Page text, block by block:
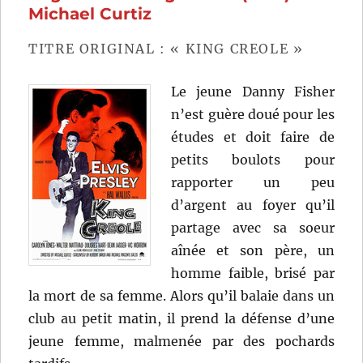
Frank
Michael Curtiz
TITRE ORIGINAL : « KING CREOLE »
Le jeune Danny Fisher
n’est guère doué pour les
études et doit faire de
petits boulots pour
rapporter un peu
d’argent au foyer qu’il
partage avec sa soeur
aînée et son père, un
homme faible, brisé par
la mort de sa femme. Alors qu’il balaie dans un
club au petit matin, il prend la défense d’une
jeune femme, malmenée par des pochards